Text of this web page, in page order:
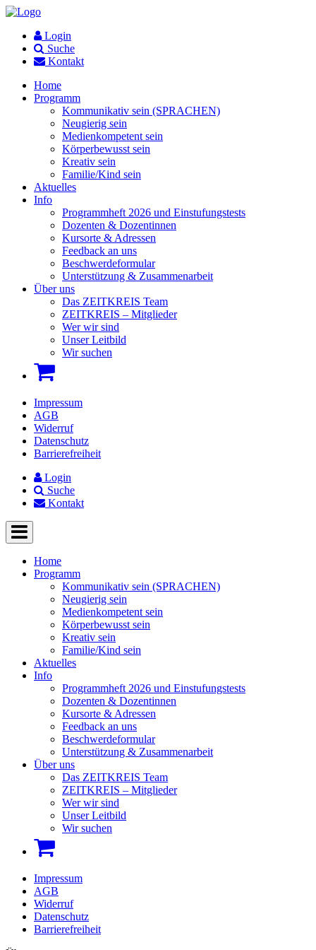
Login
Suche
Kontakt
Home
Programm
Kommunikativ sein (SPRACHEN)
Neugierig sein
Medienkompetent sein
Körperbewusst sein
Kreativ sein
Familie/Kind sein
Aktuelles
Info
Programmheft 2026 und Einstufungstests
Dozenten & Dozentinnen
Kursorte & Adressen
Feedback an uns
Beschwerdeformular
Unterstützung & Zusammenarbeit
Über uns
Das ZEITKREIS Team
ZEITKREIS – Mitglieder
Wer wir sind
Unser Leitbild
Wir suchen
Impressum
AGB
Widerruf
Datenschutz
Barrierefreiheit
Login
Suche
Kontakt
Home
Programm
Kommunikativ sein (SPRACHEN)
Neugierig sein
Medienkompetent sein
Körperbewusst sein
Kreativ sein
Familie/Kind sein
Aktuelles
Info
Programmheft 2026 und Einstufungstests
Dozenten & Dozentinnen
Kursorte & Adressen
Feedback an uns
Beschwerdeformular
Unterstützung & Zusammenarbeit
Über uns
Das ZEITKREIS Team
ZEITKREIS – Mitglieder
Wer wir sind
Unser Leitbild
Wir suchen
Impressum
AGB
Widerruf
Datenschutz
Barrierefreiheit